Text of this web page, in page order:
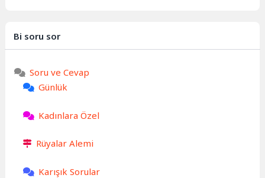
Bi soru sor
Soru ve Cevap
Günlük
Kadınlara Özel
Rüyalar Alemi
Karışık Sorular